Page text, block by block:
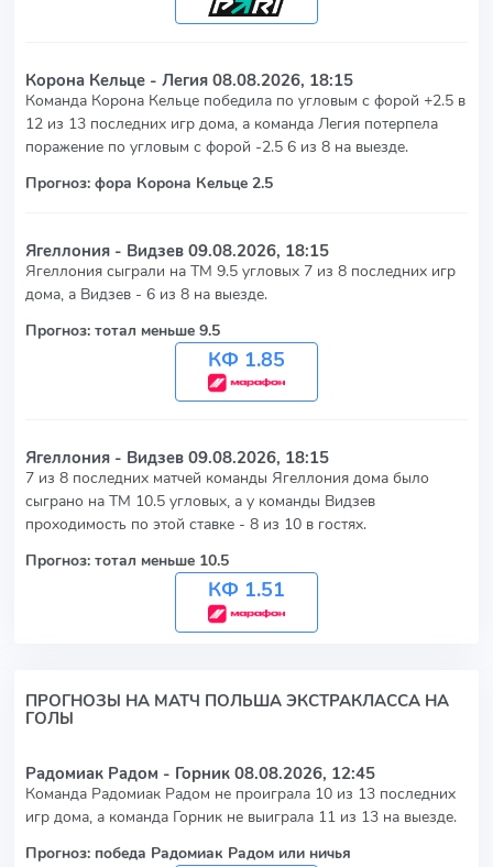
Корона Кельце - Легия 08.08.2026, 18:15
Команда Корона Кельце победила по угловым с форой +2.5 в
12 из 13 последних игр дома, а команда Легия потерпела
поражение по угловым с форой -2.5 6 из 8 на выезде.
Прогноз: фора Корона Кельце 2.5
Ягеллония - Видзев 09.08.2026, 18:15
Ягеллония сыграли на ТМ 9.5 угловых 7 из 8 последних игр
дома, а Видзев - 6 из 8 на выезде.
Прогноз: тотал меньше 9.5
КФ 1.85
Ягеллония - Видзев 09.08.2026, 18:15
7 из 8 последних матчей команды Ягеллония дома было
сыграно на ТМ 10.5 угловых, а у команды Видзев
проходимость по этой ставке - 8 из 10 в гостях.
Прогноз: тотал меньше 10.5
КФ 1.51
ПРОГНОЗЫ НА МАТЧ ПОЛЬША ЭКСТРАКЛАССА НА
ГОЛЫ
Радомиак Радом - Горник 08.08.2026, 12:45
Команда Радомиак Радом не проиграла 10 из 13 последних
игр дома, а команда Горник не выиграла 11 из 13 на выезде.
Прогноз: победа Радомиак Радом или ничья